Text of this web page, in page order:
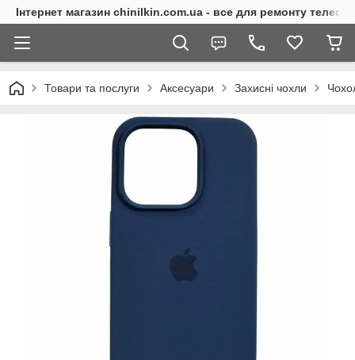
Інтернет магазин chinilkin.com.ua - все для ремонту
Товари та послуги Аксесуари Захисні чохли